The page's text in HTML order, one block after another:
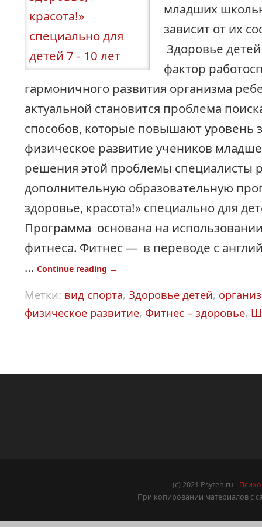
младших
зависит от их
Здоровье
фактор
гармоничного развития организма
актуальной становится проблема
способов, которые повышают уровень
физическое развитие учеников
решения этой проблемы специалисты
дополнительную образовательную
здоровье, красота!» специально для
Программа основана на
фитнеса. Фитнес — в переводе с
… Continue reading →
Метки: вид спорта, Здоровье детей,
физическое развитие, Фитнес – здоровье,
(c) 2021 Psyteh.ru -
При копировании материалов с